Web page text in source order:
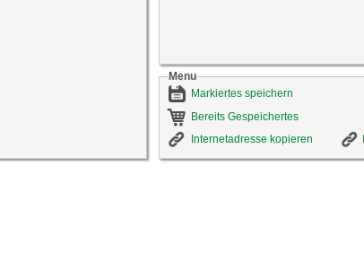
Menu
Markiertes speichern
Bereits Gespeichertes
Internetadresse kopieren